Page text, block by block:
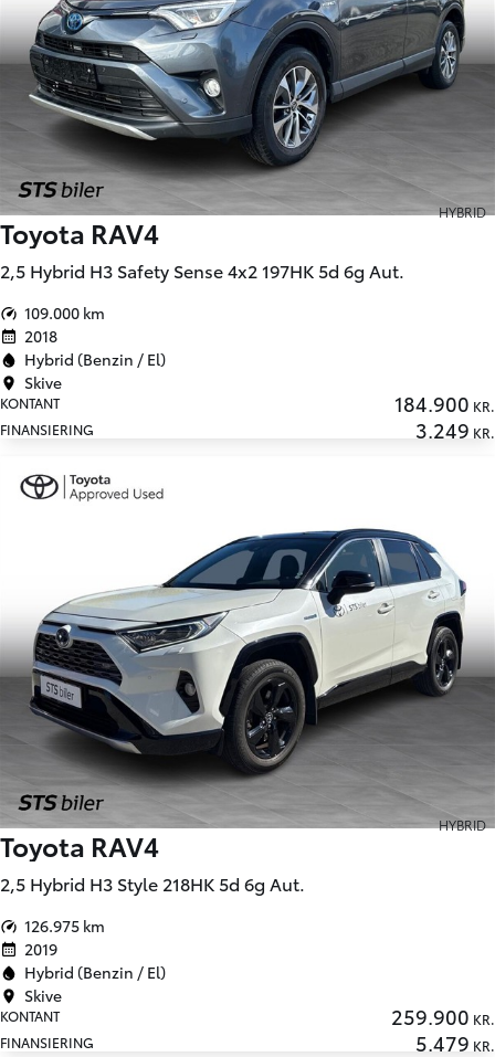
HYBRID
Toyota RAV4
2,5 Hybrid H3 Safety Sense 4x2 197HK 5d 6g Aut.
109.000 km
2018
Hybrid (Benzin / El)
Skive
KONTANT 184.900 KR.
FINANSIERING
3.249 KR.
HYBRID
Toyota RAV4
2,5 Hybrid H3 Style 218HK 5d 6g Aut.
126.975 km
2019
Hybrid (Benzin / El)
Skive
KONTANT 259.900 KR.
FINANSIERING
5.479 KR.